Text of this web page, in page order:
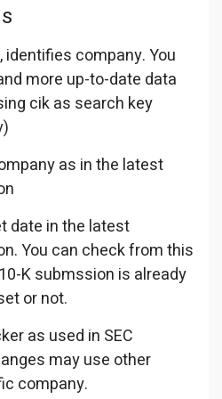
identifies company. You
more up-to-date data
cik as search key
as in the latest
date in the latest
You can check from this
K submssion is already
or not.
as used in SEC
may use other
company.